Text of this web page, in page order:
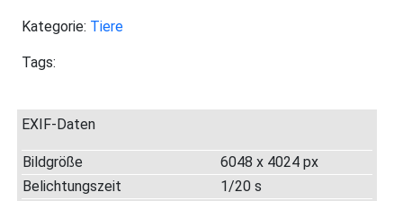
Kategorie: Tiere
Tags:
EXIF-Daten
Bildgröße
6048 x 4024 px
Belichtungszeit
1/20 s